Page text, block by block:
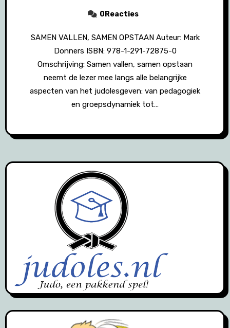
0Reacties
SAMEN VALLEN, SAMEN OPSTAAN Auteur: Mark
Donners ISBN: 978-1-291-72875-0
Omschrijving: Samen vallen, samen opstaan
neemt de lezer mee langs alle belangrijke
aspecten van het judolesgeven: van pedagogiek
en groepsdynamiek tot…